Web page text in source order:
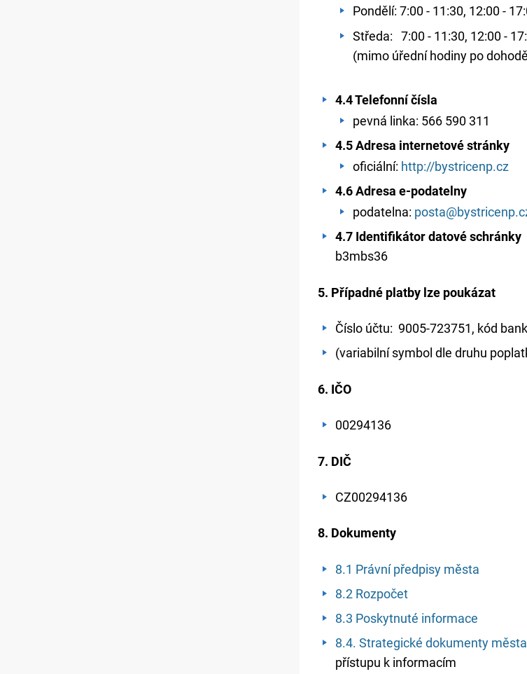
Pondělí: 7:00 - 11:30, 12:00 -
Středa: 7:00 - 11:30, 12:00 -
(mimo úřední hodiny po
4.4 Telefonní čísla
pevná linka: 566 590 311
4.5 Adresa internetové stránky
oficiální: http://bystricenp.cz
4.6 Adresa e-podatelny
podatelna:
4.7 Identifikátor datové schránky
b3mbs36
5. Případné platby lze poukázat
Číslo účtu: 9005-723751, kód
​(variabilní symbol dle druhu
6. IČO
00294136
7. DIČ
CZ00294136
8. Dokumenty
8.1 Právní předpisy města
8.2 Rozpočet
8.3 Poskytnuté informace
8.4. Strategické dokumenty města
přístupu k informacím